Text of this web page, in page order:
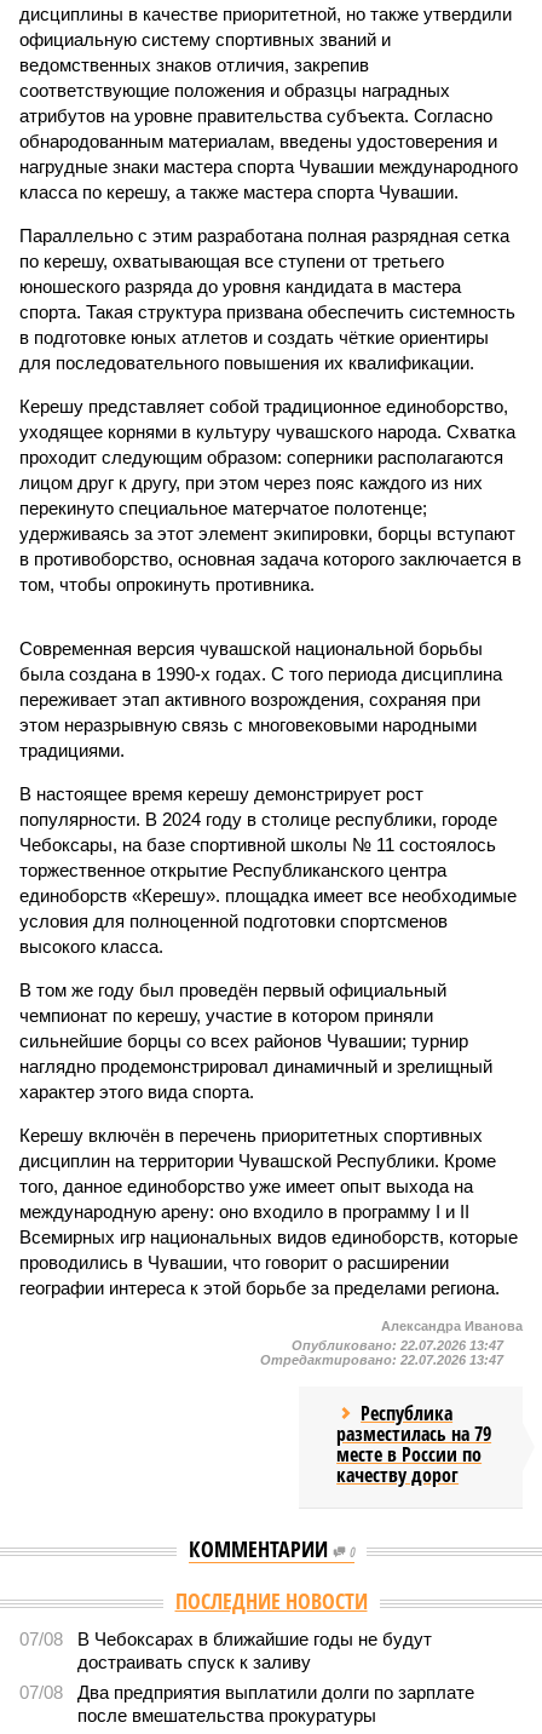
дисциплины в качестве приоритетной, но также утвердили
официальную систему спортивных званий и
ведомственных знаков отличия, закрепив
соответствующие положения и образцы наградных
атрибутов на уровне правительства субъекта. Согласно
обнародованным материалам, введены удостоверения и
нагрудные знаки мастера спорта Чувашии международного
класса по керешу, а также мастера спорта Чувашии.
Параллельно с этим разработана полная разрядная сетка
по керешу, охватывающая все ступени от третьего
юношеского разряда до уровня кандидата в мастера
спорта. Такая структура призвана обеспечить системность
в подготовке юных атлетов и создать чёткие ориентиры
для последовательного повышения их квалификации.
Керешу представляет собой традиционное единоборство,
уходящее корнями в культуру чувашского народа. Схватка
проходит следующим образом: соперники располагаются
лицом друг к другу, при этом через пояс каждого из них
перекинуто специальное матерчатое полотенце;
удерживаясь за этот элемент экипировки, борцы вступают
в противоборство, основная задача которого заключается в
том, чтобы опрокинуть противника.
Современная версия чувашской национальной борьбы
была создана в 1990-х годах. С того периода дисциплина
переживает этап активного возрождения, сохраняя при
этом неразрывную связь с многовековыми народными
традициями.
В настоящее время керешу демонстрирует рост
популярности. В 2024 году в столице республики, городе
Чебоксары, на базе спортивной школы № 11 состоялось
торжественное открытие Республиканского центра
единоборств «Керешу». площадка имеет все необходимые
условия для полноценной подготовки спортсменов
высокого класса.
В том же году был проведён первый официальный
чемпионат по керешу, участие в котором приняли
сильнейшие борцы со всех районов Чувашии; турнир
наглядно продемонстрировал динамичный и зрелищный
характер этого вида спорта.
Керешу включён в перечень приоритетных спортивных
дисциплин на территории Чувашской Республики. Кроме
того, данное единоборство уже имеет опыт выхода на
международную арену: оно входило в программу I и II
Всемирных игр национальных видов единоборств, которые
проводились в Чувашии, что говорит о расширении
географии интереса к этой борьбе за пределами региона.
Александра Иванова
Опубликовано: 22.07.2026 13:47
Отредактировано: 22.07.2026 13:47
Республика
разместилась на 79
месте в России по
качеству дорог
КОММЕНТАРИИ 0
ПОСЛЕДНИЕ НОВОСТИ
07/08
В Чебоксарах в ближайшие годы не будут
достраивать спуск к заливу
07/08
Два предприятия выплатили долги по зарплате
после вмешательства прокуратуры